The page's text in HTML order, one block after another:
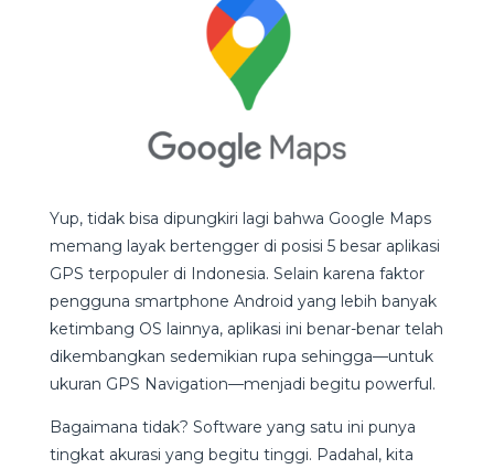
Yup, tidak bisa dipungkiri lagi bahwa Google Maps
memang layak bertengger di posisi 5 besar aplikasi
GPS terpopuler di Indonesia. Selain karena faktor
pengguna smartphone Android yang lebih banyak
ketimbang OS lainnya, aplikasi ini benar-benar telah
dikembangkan sedemikian rupa sehingga—untuk
ukuran GPS Navigation—menjadi begitu powerful.
Bagaimana tidak? Software yang satu ini punya
tingkat akurasi yang begitu tinggi. Padahal, kita